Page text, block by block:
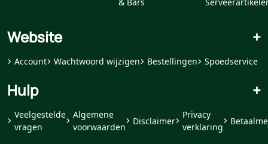
Website +
Account Wachtwoord wijzigen Bestellingen Spoedservice
Hulp +
Veelgestelde
vragen
Algemene
voorwaarden
Disclaimer
Privacy
verklaring